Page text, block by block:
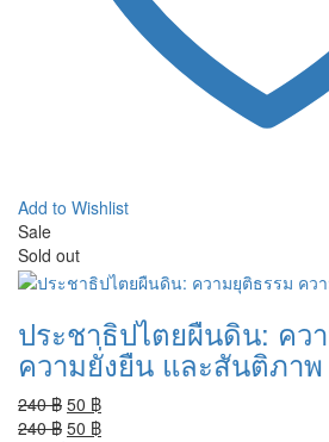
Add to Wishlist
Sale
Sold out
ประชาธิปไตยผืนดิน: คว
ความยั่งยืน และสันติภาพ
240฿ Original
price
50 ฿Current
price
240฿ Original
50 ฿Current